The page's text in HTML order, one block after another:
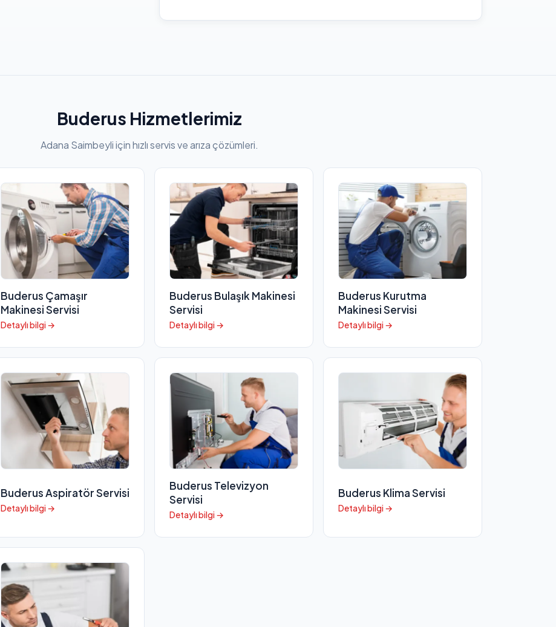
Buderus Hizmetlerimiz
Adana Saimbeyli için hızlı servis ve arıza çözümleri.
Buderus Çamaşır
Makinesi Servisi
Detaylı bilgi →
Buderus Bulaşık Makinesi
Servisi
Detaylı bilgi →
Buderus Kurutma
Makinesi Servisi
Detaylı bilgi →
Buderus Aspiratör Servisi
Detaylı bilgi →
Buderus Televizyon
Servisi
Detaylı bilgi →
Buderus Klima Servisi
Detaylı bilgi →